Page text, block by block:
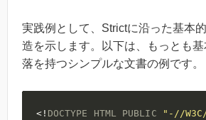
実践例として、Strictに沿った基本
造を示します。以下は、もっとも
落を持つシンプルな文書の例です。
<! DOCTYPE HTML PUBLIC
"-//